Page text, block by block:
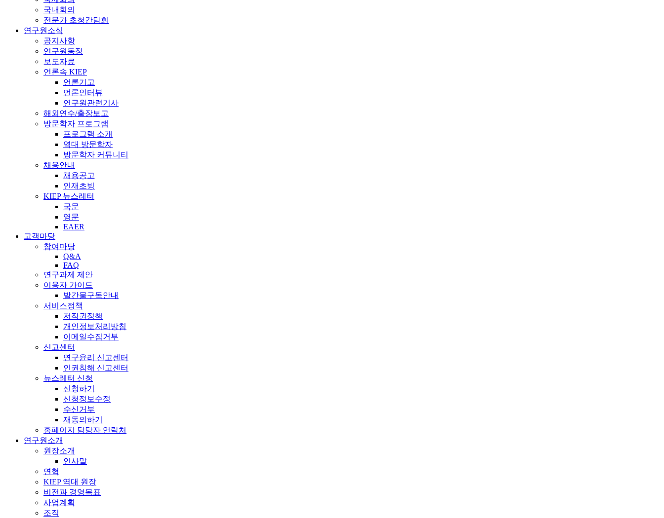
국내회의
전문가 초청간담회
연구원소식
공지사항
연구원동정
보도자료
언론속 KIEP
언론기고
언론인터뷰
연구원관련기사
해외연수/출장보고
방문학자 프로그램
프로그램 소개
역대 방문학자
방문학자 커뮤니티
채용안내
채용공고
인재초빙
KIEP 뉴스레터
국문
영문
EAER
고객마당
참여마당
Q&A
FAQ
연구과제 제안
이용자 가이드
발간물구독안내
서비스정책
저작권정책
개인정보처리방침
이메일수집거부
신고센터
연구윤리 신고센터
인권침해 신고센터
뉴스레터 신청
신청하기
신청정보수정
수신거부
재동의하기
홈페이지 담당자 연락처
연구원소개
원장소개
인사말
연혁
KIEP 역대 원장
비전과 경영목표
사업계획
조직